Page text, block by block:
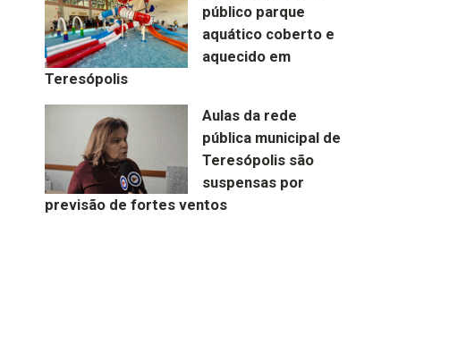
público parque
aquático coberto e
aquecido em
Teresópolis
Aulas da rede
pública municipal de
Teresópolis são
suspensas por
previsão de fortes ventos